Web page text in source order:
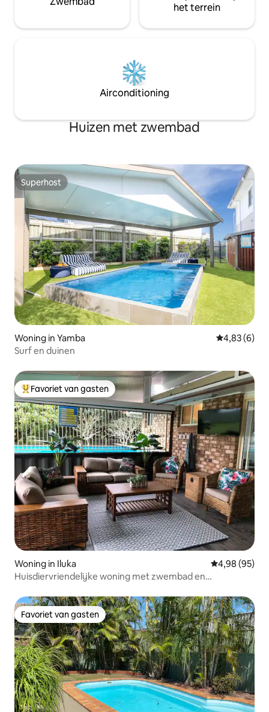
het terrein
Airconditioning
Huizen met zwembad
Superhost
Superhost
Woning in Yamba Gemiddelde
4,83 (6)
Surf en duinen
Topfavoriet van gasten
Favoriet van gasten
Woning in Iluka Gemiddelde
4,98 (95)
Huisdiervriendelijke woning met zwembad en
Favoriet van gasten
Favoriet van gasten